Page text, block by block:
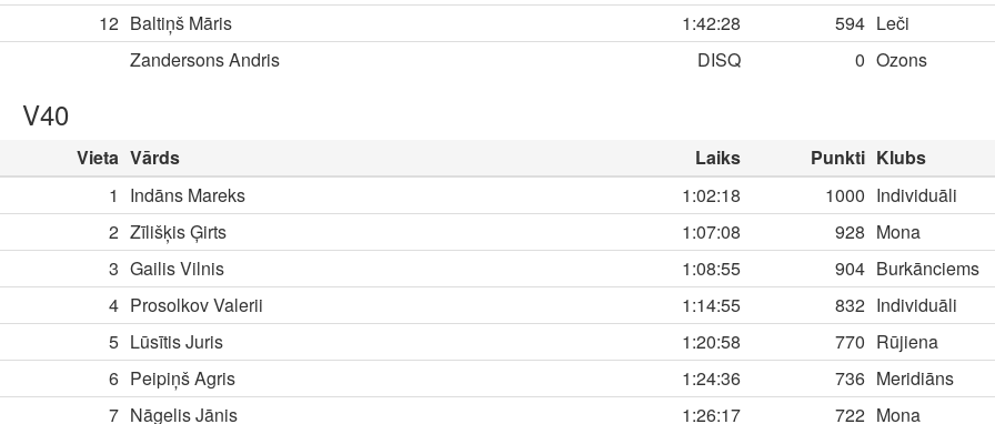
12 Baltiņš Māris 1:42:28 594 Leči
Zandersons Andris
DISQ 0 Ozons
V40
Vieta Vārds Laiks Punkti Klubs
1
Indāns Mareks 1:02:18 1000 Individuāli
2 Zīlišķis Ģirts 1:07:08 928 Mona
3 Gailis Vilnis 1:08:55 904 Burkānciems
4 Prosolkov Valerii 1:14:55 832 Individuāli
5 Lūsītis Juris 1:20:58 770 Rūjiena
6 Peipiņš Agris 1:24:36 736 Meridiāns
7 Nāgelis Jānis 1:26:17 722 Mona